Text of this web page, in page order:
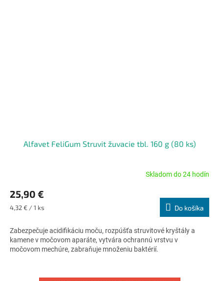
Alfavet FeliGum Struvit žuvacie tbl. 160 g (80 ks)
Skladom do 24 hodín
25,90 €
Jednotková
4,32 € / 1 ks Do košíka
Zabezpečuje acidifikáciu moču, rozpúšťa struvitové kryštály a
kamene v močovom aparáte, vytvára ochrannú vrstvu v
močovom mechúre, zabraňuje množeniu baktérií.